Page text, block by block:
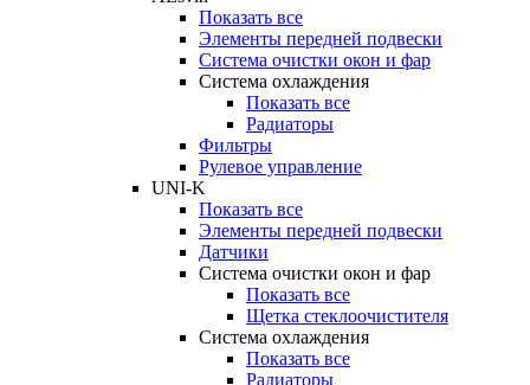
Показать все
Элементы передней подвески
Система очистки окон и фар
Система охлаждения
Показать все
Радиаторы
Фильтры
Рулевое управление
UNI-K
Показать все
Элементы передней подвески
Датчики
Система очистки окон и фар
Показать все
Щетка стеклоочистителя
Система охлаждения
Показать все
Радиаторы